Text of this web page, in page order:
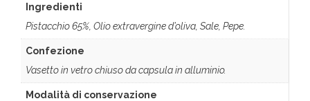
Ingredienti
Pistacchio 65%, Olio extravergine d’oliva, Sale, Pepe.
Confezione
Vasetto in vetro chiuso da capsula in alluminio.
Modalità di conservazione